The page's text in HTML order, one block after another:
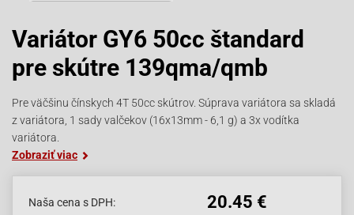
Variátor GY6 50cc štandard
pre skútre 139qma/qmb
Pre väčšinu čínskych 4T 50cc skútrov. Súprava variátora sa skladá
z variátora, 1 sady valčekov (16x13mm - 6,1 g) a 3x vodítka
variátora.
Zobraziť viac
Naša cena s DPH: 20.45 €